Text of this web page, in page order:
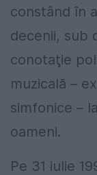
constând în
decenii, sub
conotaţie
muzicală –
simfonice –
oameni.
Pe 31 iulie